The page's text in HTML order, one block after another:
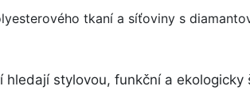
tkaní a síťoviny s
stylovou, funkční a